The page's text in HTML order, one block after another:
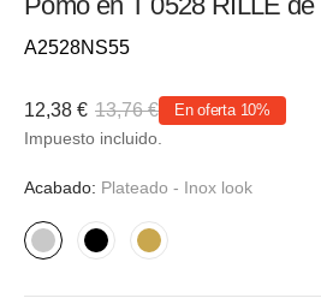
Referencia::
A2528NS55
Precio
de
venta
12,38 €
Precio
13,76 € En oferta 10%
Impuesto incluido.
Acabado: Plateado - Inox look
PlateadoNegro Dorado